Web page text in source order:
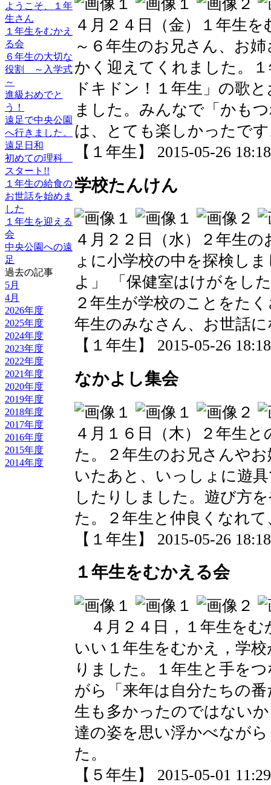
ようこそ、１年
生さん
１年生をむかえ
る会
６年生の大切な
役割 ～入学式
～
進級おめでと
う！
遠足で中央公園
へ行きました。
遠足日和
初めての理科
スタート!!
１年生の給食の
お世話を始めま
した
１年生を迎える
会
中央公園への遠
足
過去の記事
5月
4月
2026年度
2025年度
2024年度
2023年度
2022年度
2021年度
2020年度
2019年度
2018年度
2017年度
2016年度
2015年度
2014年度
４月２４日（金）１年生
～６年生のお兄さん、お
かく迎えてくれました。
ドキドン！１年生」の歌
ました。みんなで「かも
は、とても楽しかったで
【１年生】 2015-05-26
学校たんけん
４月２２日（水）２年生
ょに小学校の中を探検し
よ」 「保健室はけがをし
２年生が学校のことをた
年生のみなさん、お世話
【１年生】 2015-05-26
なかよし集会
４月１６日（木）２年生
た。２年生のお兄さんや
いたあと、いっしょに遊
したりしました。遊び方
た。２年生と仲良くなれ
【１年生】 2015-05-26
１年生をむかえる会
４月２４日，１年生をむ
いい１年生をむかえ，学
りました。１年生と手を
がら「来年は自分たちの
生も多かったのではない
達の姿を思い浮かべなが
た。
【５年生】 2015-05-01